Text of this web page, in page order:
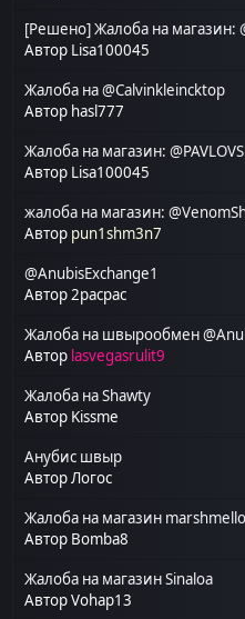
[Решено] Жалоба на магазин:
Автор Lisa100045
Жалоба на @Calvinkleincktop
Автор hasl777
Жалоба на магазин:
Автор Lisa100045
жалоба на магазин:
Автор pun1shm3n7
@AnubisExchange1
Автор2pacpac
Жалоба на швырообмен
Автор lasvegasrulit9
Жалоба на Shawty
Автор Kissme
Анубис швыр
АвторЛогос
Жалоба на магазин marshmello
Автор Bomba8
Жалоба на магазин Sinaloa
АвторVohap13